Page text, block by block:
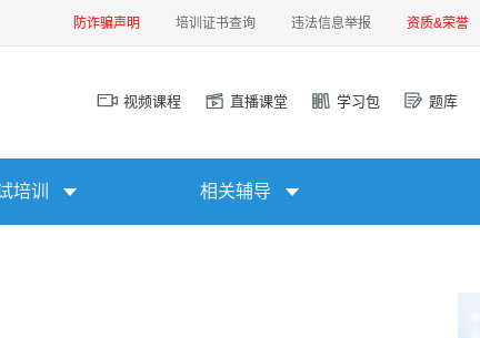
防诈骗声明 培训证书查询 违法信息举报 资质&荣誉
视频课程 直播课堂 学习包 题库
培训 相关辅导